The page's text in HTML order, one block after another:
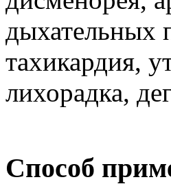
дыхательных
тахикардия,
лихорадка,
Способ